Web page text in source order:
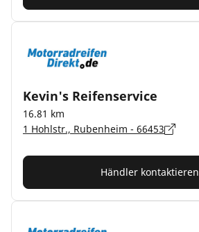
Kevin's Reifenservice
16.81 km
1 Hohlstr., Rubenheim - 66453
Händler kontaktieren